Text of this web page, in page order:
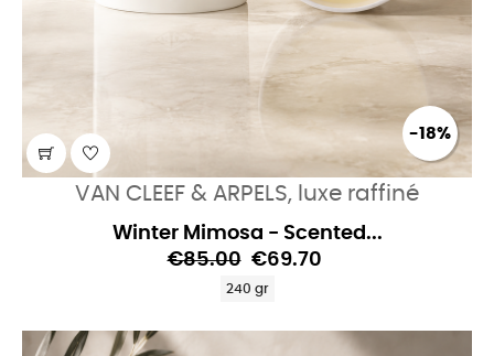
-18%
VAN CLEEF & ARPELS, luxe raffiné
Winter Mimosa - Scented...
€85.00 €69.70
240 gr